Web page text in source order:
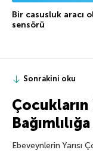
Bir casusluk aracı
sensörü
Sonrakini oku
Çocukların
Ebeveynlerin Yarısı